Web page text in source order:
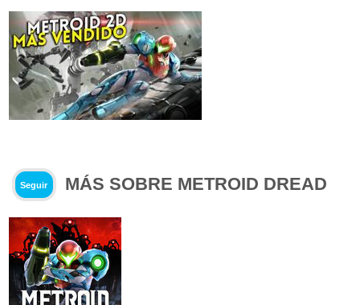
Seguir MÁS SOBRE METROID DREAD